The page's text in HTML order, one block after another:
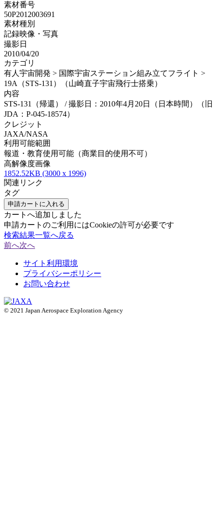
素材番号
50P2012003691
素材種別
記録映像・写真
撮影日
2010/04/20
カテゴリ
有人宇宙開発 > 国際宇宙ステーション組み立てフライト >
19A（STS-131）（山崎直子宇宙飛行士搭乗）
内容
STS-131（帰還） / 撮影日：2010年4月20日（日本時間）（旧
JDA：P-045-18574）
クレジット
JAXA/NASA
利用可能範囲
報道・教育使用可能（商業目的使用不可）
高解像度画像
1852.52KB (3000 x 1996)
関連リンク
タグ
申請カートに入れる
カートへ追加しました
申請カートのご利用にはCookieの許可が必要です
検索結果一覧へ戻る
前へ次へ
サイト利用環境
プライバシーポリシー
お問い合わせ
© 2021 Japan Aerospace Exploration Agency